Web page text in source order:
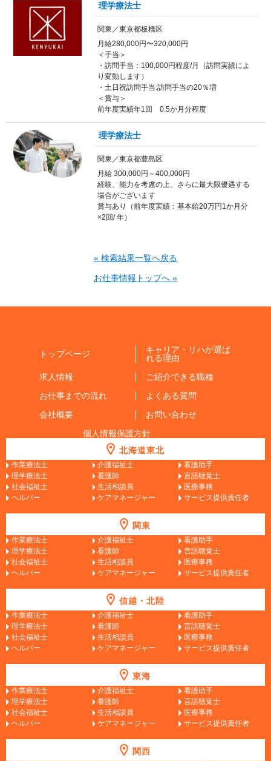
理学療法士
関東／東京都板橋区
月給280,000円〜320,000円
＜手当＞
・訪問手当：100,000円程度/月（訪問実績によ
り変動します）
・土日祝訪問手当:訪問手当の20％増
＜賞与＞
前年度実績年1回 0.5か月分程度
理学療法士
関東／東京都豊島区
月給 300,000円～400,000円
経験、能力を考慮の上、さらに最大限優遇する
場合がございます
賞与あり（前年度実績：基本給20万円1か月分
×2回/ 年）
« 検索結果一覧へ戻る
お仕事情報トップへ »
トップページ
キャリア・リハが選ば
れる理由
求人情報
ご紹介できる職種
お仕事までの流れ
よくある質問
会社概要
お問い合わせ
個人情報保護方針
北海道東北
作業療法士 介護福祉士
看護助手
理学療法士
看護師
言語聴覚士
社会福祉士
生活相談員
医療事務
ヘルパー
ケアマネージャー サービス提供責任者
関東
作業療法士 介護福祉士
看護助手
理学療法士
看護師
言語聴覚士
社会福祉士
生活相談員
医療事務
ヘルパー
ケアマネージャー サービス提供責任者
信越・北陸
作業療法士 介護福祉士
看護助手
理学療法士
看護師
言語聴覚士
社会福祉士
生活相談員
医療事務
ヘルパー
ケアマネージャー サービス提供責任者
東海
作業療法士 介護福祉士
看護助手
理学療法士
看護師
言語聴覚士
社会福祉士
生活相談員
医療事務
ヘルパー
ケアマネージャー サービス提供責任者
関西